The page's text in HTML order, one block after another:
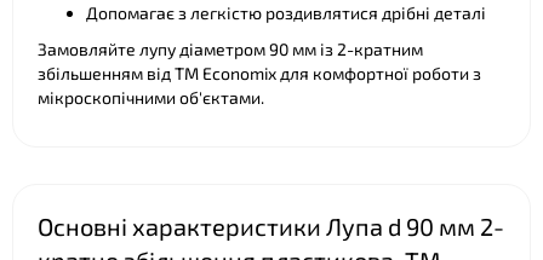
Допомагає з легкістю роздивлятися дрібні деталі
Замовляйте лупу діаметром 90 мм із 2-кратним
збільшенням від TM Economix для комфортної роботи з
мікроскопічними об'єктами.
Основні характеристики Лупа d 90 мм 2-